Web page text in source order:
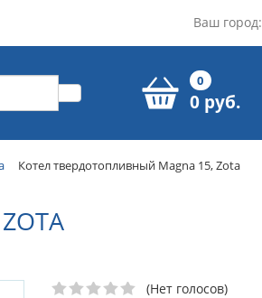
Ваш город:
0
0 руб.
Котел твердотопливный Magna 15, Zota
(Нет голосов)